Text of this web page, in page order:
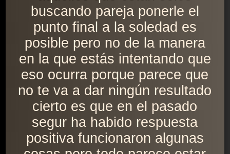
buscando pareja ponerle el
punto final a la soledad es
posible pero no de la manera
en la que estás intentando que
eso ocurra porque parece que
no te va a dar ningún resultado
cierto es que en el pasado
segur ha habido respuesta
positiva funcionaron algunas